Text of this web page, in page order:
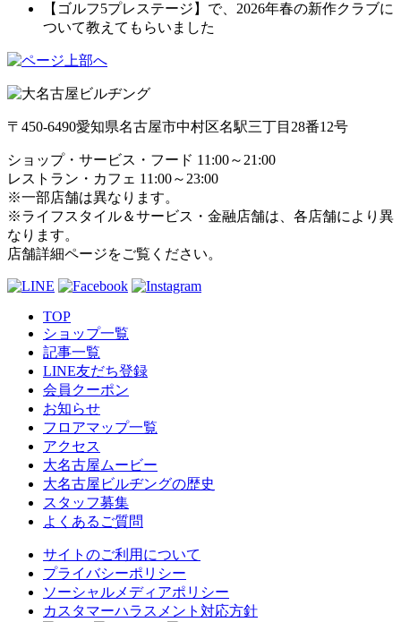
【ゴルフ5プレステージ】で、2026年春の新作クラブに
ついて教えてもらいました
〒450-6490愛知県名古屋市中村区名駅三丁目28番12号
ショップ・サービス・フード 11:00～21:00
レストラン・カフェ 11:00～23:00
※一部店舗は異なります。
※ライフスタイル＆サービス・金融店舗は、各店舗により異
なります。
店舗詳細ページをご覧ください。
TOP
ショップ一覧
記事一覧
LINE友だち登録
会員クーポン
お知らせ
フロアマップ一覧
アクセス
大名古屋ムービー
大名古屋ビルヂングの歴史
スタッフ募集
よくあるご質問
サイトのご利用について
プライバシーポリシー
ソーシャルメディアポリシー
カスタマーハラスメント対応方針